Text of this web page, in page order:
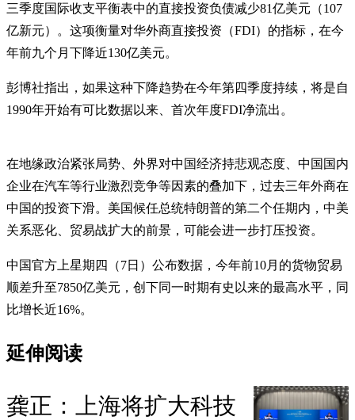
三季度国际收支平衡表中的直接投资负债减少81亿美元（107
亿新元）。这项衡量对华外商直接投资（FDI）的指标，在今
年前九个月下降近130亿美元。
彭博社指出，如果这种下降趋势在今年第四季度持续，将是自
1990年开始有可比数据以来、首次年度FDI净流出。
在地缘政治紧张局势、外界对中国经济持悲观态度、中国国内
企业在汽车等行业激烈竞争等因素的叠加下，过去三年外商在
中国的投资下滑。美国候任总统特朗普的第二个任期内，中美
关系恶化、贸易战扩大的前景，可能会进一步打压投资。
中国官方上星期四（7日）公布数据，今年前10月的货物贸易
顺差升至7850亿美元，创下同一时期有史以来的最高水平，同
比增长近16%。
延伸阅读
龚正：上海将扩大科技